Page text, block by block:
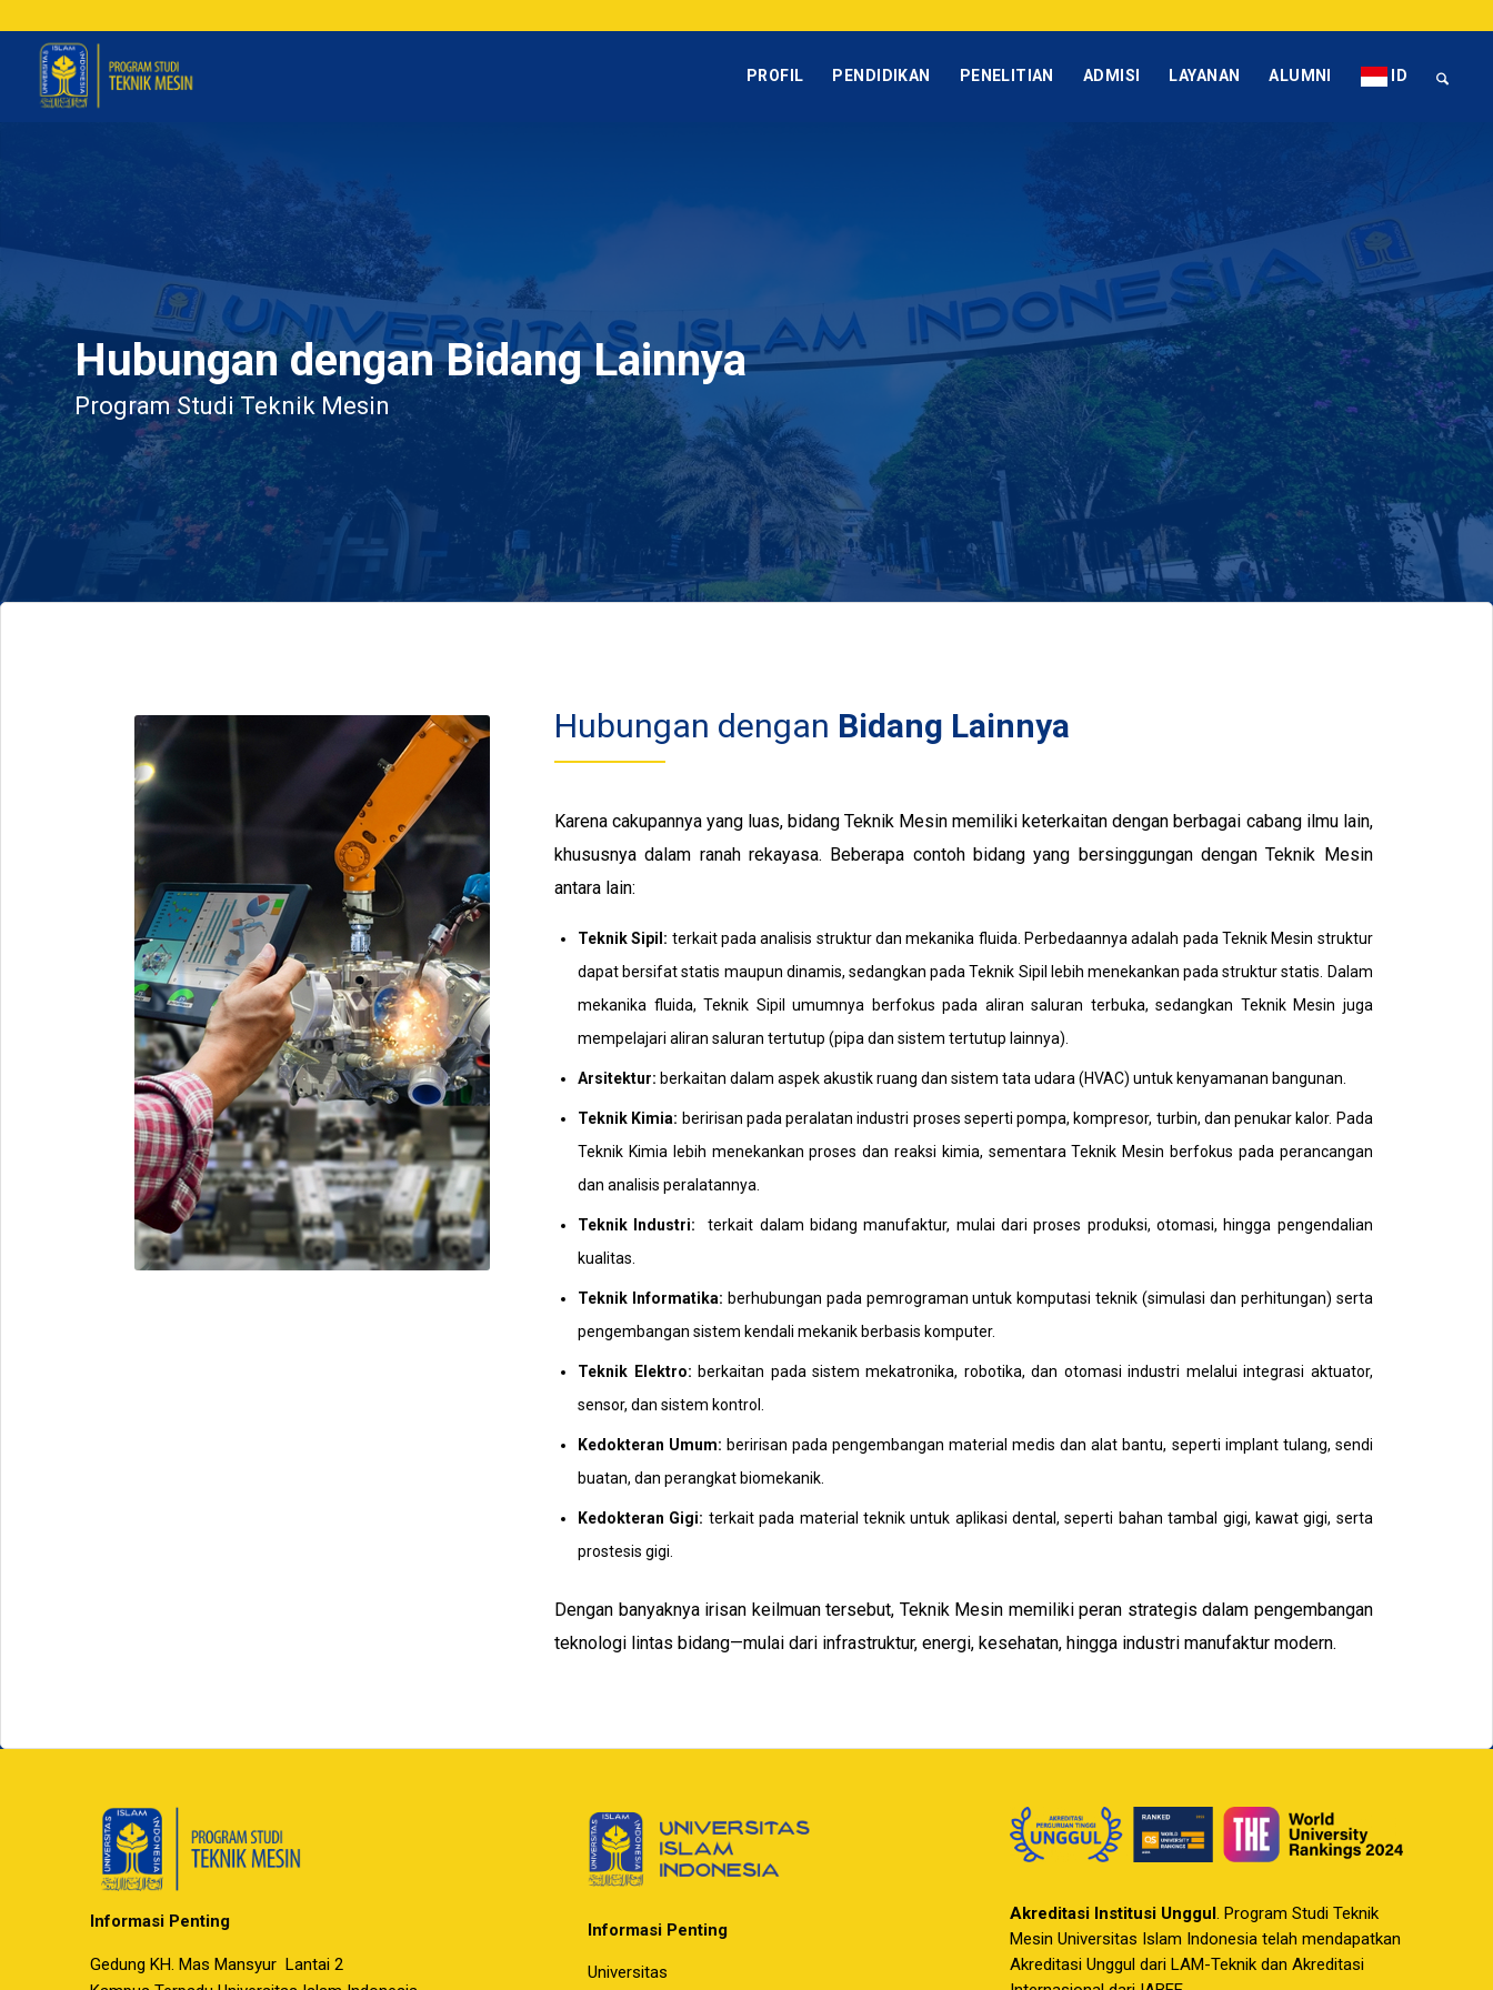
PROFIL PENDIDIKAN PENELITIAN ADMISI LAYANAN ALUMNI ID
Hubungan dengan Bidang Lainnya
Program Studi Teknik Mesin
Hubungan dengan Bidang Lainnya
Karena cakupannya yang luas, bidang Teknik Mesin memiliki keterkaitan dengan berbagai cabang ilmu lain,
khususnya dalam ranah rekayasa. Beberapa contoh bidang yang bersinggungan dengan Teknik Mesin
antara lain:
Teknik Sipil: terkait pada analisis struktur dan mekanika fluida. Perbedaannya adalah pada Teknik Mesin struktur
dapat bersifat statis maupun dinamis, sedangkan pada Teknik Sipil lebih menekankan pada struktur statis. Dalam
mekanika fluida, Teknik Sipil umumnya berfokus pada aliran saluran terbuka, sedangkan Teknik Mesin juga
mempelajari aliran saluran tertutup (pipa dan sistem tertutup lainnya).
Arsitektur: berkaitan dalam aspek akustik ruang dan sistem tata udara (HVAC) untuk kenyamanan bangunan.
Teknik Kimia: beririsan pada peralatan industri proses seperti pompa, kompresor, turbin, dan penukar kalor. Pada
Teknik Kimia lebih menekankan proses dan reaksi kimia, sementara Teknik Mesin berfokus pada perancangan
dan analisis peralatannya.
Teknik Industri: terkait dalam bidang manufaktur, mulai dari proses produksi, otomasi, hingga pengendalian
kualitas.
Teknik Informatika: berhubungan pada pemrograman untuk komputasi teknik (simulasi dan perhitungan) serta
pengembangan sistem kendali mekanik berbasis komputer.
Teknik Elektro: berkaitan pada sistem mekatronika, robotika, dan otomasi industri melalui integrasi aktuator,
sensor, dan sistem kontrol.
Kedokteran Umum: beririsan pada pengembangan material medis dan alat bantu, seperti implant tulang, sendi
buatan, dan perangkat biomekanik.
Kedokteran Gigi: terkait pada material teknik untuk aplikasi dental, seperti bahan tambal gigi, kawat gigi, serta
prostesis gigi.
Dengan banyaknya irisan keilmuan tersebut, Teknik Mesin memiliki peran strategis dalam pengembangan
teknologi lintas bidang—mulai dari infrastruktur, energi, kesehatan, hingga industri manufaktur modern.
Informasi Penting
Gedung KH. Mas Mansyur Lantai 2
Informasi Penting
Universitas
Akreditasi Institusi Unggul. Program Studi Teknik
Mesin Universitas Islam Indonesia telah mendapatkan
Akreditasi Unggul dari LAM-Teknik dan Akreditasi